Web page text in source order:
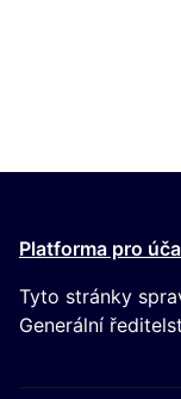
Platforma pro
Tyto stránky
Generální